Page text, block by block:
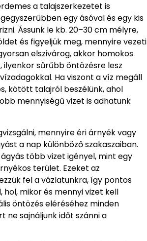
a talajszerkezetet is
egy ásóval és egy kis
Ássunk le kb. 20–30 cm mélyre,
és figyeljük meg, mennyire vezeti
elszivárog, akkor homokos
ilyenkor sűrűbb öntözésre lesz
Ha viszont a víz megáll
kötött talajról beszélünk, ahol
mennyiségű vizet is adhatunk
mennyire éri árnyék vagy
a nap különböző szakaszaiban.
több vizet igényel, mint egy
terület. Ezeket az
fel a vázlatunkra, így pontos
mikor és mennyi vizet kell
öntözés eléréséhez minden
ne sajnáljunk időt szánni a